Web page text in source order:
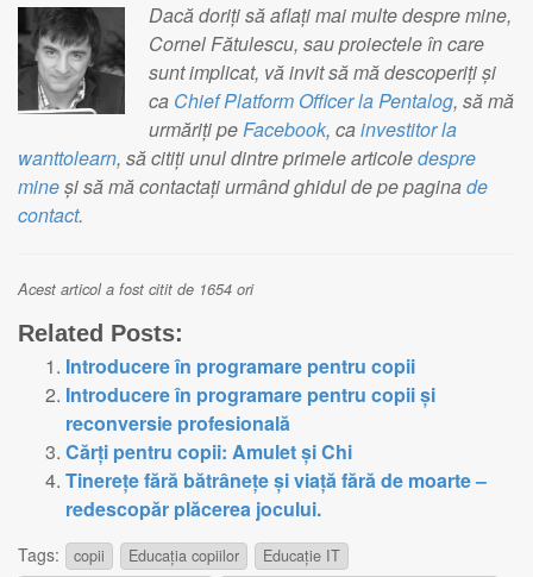
Dacă doriți să aflați mai multe despre mine,
Cornel Fătulescu, sau proiectele în care
sunt implicat, vă invit să mă descoperiți și
ca Chief Platform Officer la Pentalog, să mă
urmăriți peFacebook, cainvestitor la
wanttolearn, să citiți unul dintre primele articoledespre
mineși să mă contactați urmând ghidul de pe paginade
contact.
Acest articol a fost citit de 1654 ori
Related Posts:
Introducere în programare pentru copii
Introducere în programare pentru copii și
reconversie profesională
Cărți pentru copii: Amulet și Chi
Tinereţe fără bătrâneţe şi viaţă fără de moarte –
redescopăr plăcerea jocului.
Tags: copii Educația copiilor
Educație IT